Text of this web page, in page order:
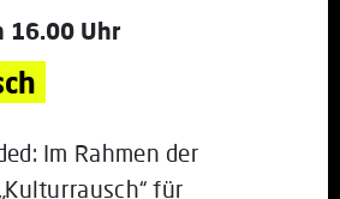
16.00 Uhr
Im Rahmen der
für